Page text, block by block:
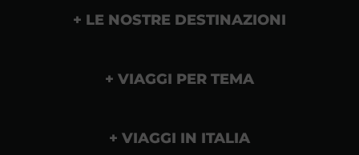
LE NOSTRE DESTINAZIONI
VIAGGI PER TEMA
VIAGGI IN ITALIA